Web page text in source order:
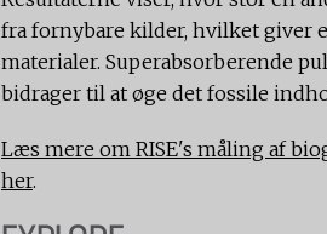
fra fornybare kilder, hvilket giver
materialer. Superabsorberende
bidrager til at øge det fossile
Læs mere om RISE's måling af
her.